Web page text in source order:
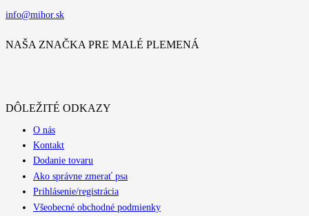
info@mihor.sk
NAŠA ZNAČKA PRE MALÉ PLEMENÁ
DÔLEŽITÉ ODKAZY
O nás
Kontakt
Dodanie tovaru
Ako správne zmerať psa
Prihlásenie/registrácia
Všeobecné obchodné podmienky